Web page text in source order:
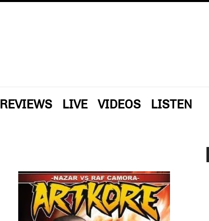
REVIEWS LIVE VIDEOS LISTEN